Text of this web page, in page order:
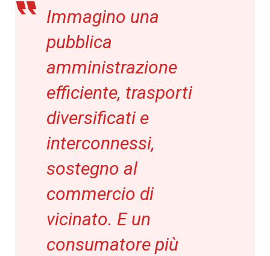
Immagino una
pubblica
amministrazione
efficiente, trasporti
diversificati e
interconnessi,
sostegno al
commercio di
vicinato. E un
consumatore più